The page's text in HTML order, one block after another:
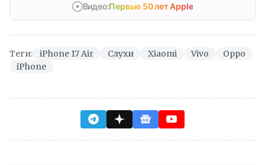
Видео:Первые 50 лет Apple
Теги: iPhone 17 Air Слухи Xiaomi Vivo
Oppo
iPhone